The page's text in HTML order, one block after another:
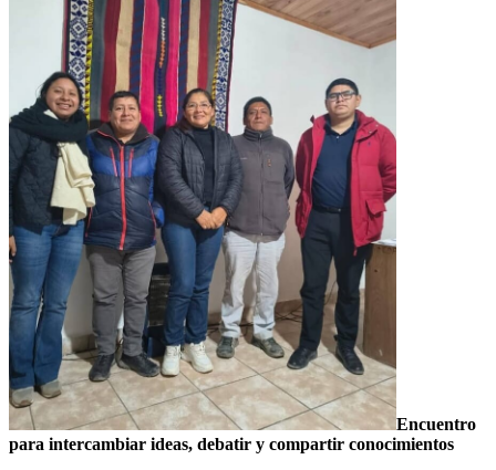
Encuentro
para intercambiar ideas, debatir y compartir conocimientos